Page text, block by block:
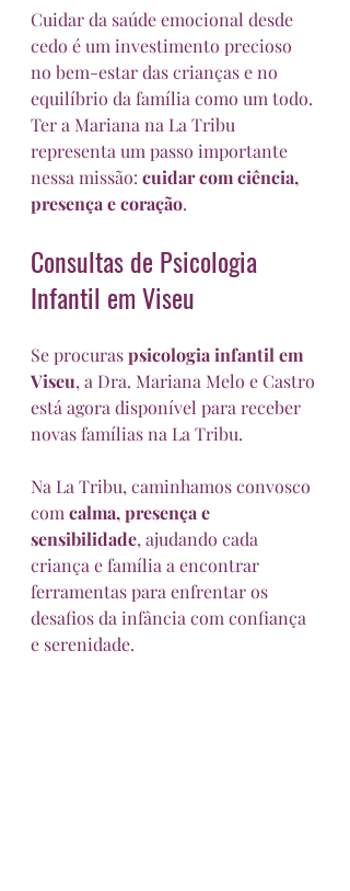
Cuidar da saúde emocional desde
cedo é um investimento precioso
no bem-estar das crianças e no
equilíbrio da família como um todo.
Ter a Mariana na La Tribu
representa um passo importante
nessa missão: cuidar com ciência,
presença e coração.
Consultas de Psicologia
Infantil em Viseu
Se procuras psicologia infantil em
Viseu, a Dra. Mariana Melo e Castro
está agora disponível para receber
novas famílias na La Tribu.
Na La Tribu, caminhamos convosco
com calma, presença e
sensibilidade, ajudando cada
criança e família a encontrar
ferramentas para enfrentar os
desafios da infância com confiança
e serenidade.